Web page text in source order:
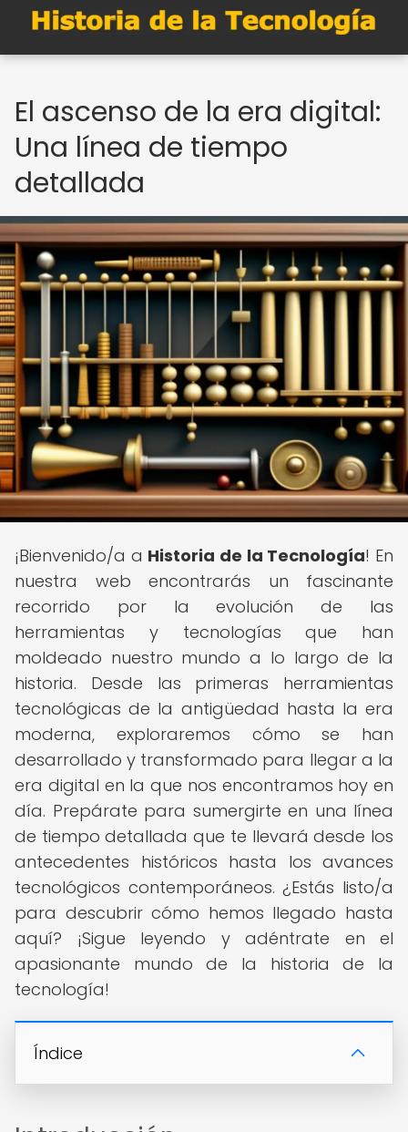
El ascenso de la era digital:
Una línea de tiempo
detallada
¡Bienvenido/a a Historia de la Tecnología! En
nuestra web encontrarás un fascinante
recorrido por la evolución de las
herramientas y tecnologías que han
moldeado nuestro mundo a lo largo de la
historia. Desde las primeras herramientas
tecnológicas de la antigüedad hasta la era
moderna, exploraremos cómo se han
desarrollado y transformado para llegar a la
era digital en la que nos encontramos hoy en
día. Prepárate para sumergirte en una línea
de tiempo detallada que te llevará desde los
antecedentes históricos hasta los avances
tecnológicos contemporáneos. ¿Estás listo/a
para descubrir cómo hemos llegado hasta
aquí? ¡Sigue leyendo y adéntrate en el
apasionante mundo de la historia de la
tecnología!
Índice